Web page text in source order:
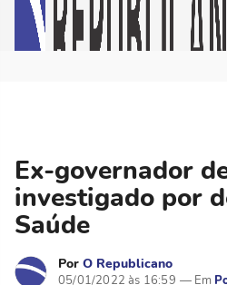
Ex-governador
investigado por
Saúde
Por O Republicano
05/01/2022 às 16:59